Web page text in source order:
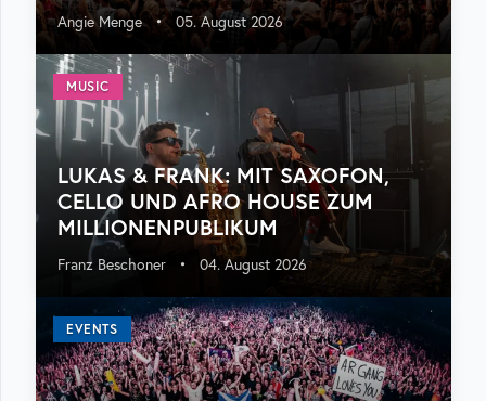
Angie Menge • 05. August 2026
MUSIC
LUKAS & FRANK: MIT SAXOFON,
CELLO UND AFRO HOUSE ZUM
MILLIONENPUBLIKUM
Franz Beschoner • 04. August 2026
EVENTS